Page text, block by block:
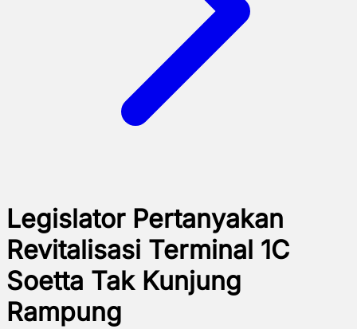
Legislator Pertanyakan
Revitalisasi Terminal 1C
Soetta Tak Kunjung
Rampung